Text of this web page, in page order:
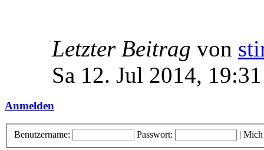
Letzter Beitrag von
Sa 12. Jul 2014, 19:31
Anmelden
Benutzername: Passwort: | Mich